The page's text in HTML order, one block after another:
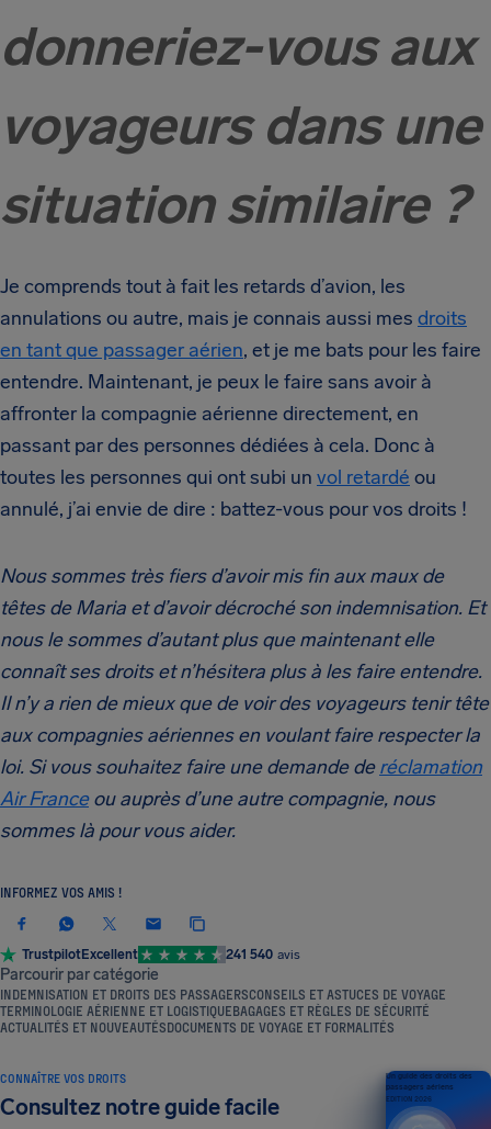
donneriez-vous aux
voyageurs dans une
situation similaire ?
Je comprends tout à fait les retards d’avion, les
annulations ou autre, mais je connais aussi mes droits
en tant que passager aérien, et je me bats pour les faire
entendre. Maintenant, je peux le faire sans avoir à
affronter la compagnie aérienne directement, en
passant par des personnes dédiées à cela. Donc à
toutes les personnes qui ont subi un vol retardé ou
annulé, j’ai envie de dire : battez-vous pour vos droits !
Nous sommes très fiers d’avoir mis fin aux maux de
têtes de Maria et d’avoir décroché son indemnisation. Et
nous le sommes d’autant plus que maintenant elle
connaît ses droits et n’hésitera plus à les faire entendre.
Il n’y a rien de mieux que de voir des voyageurs tenir tête
aux compagnies aériennes en voulant faire respecter la
loi. Si vous souhaitez faire une demande deréclamation
Air Franceou auprès d’une autre compagnie, nous
sommes là pour vous aider.
INFORMEZ VOS AMIS !
TrustpilotExcellent 241 540 avis
Parcourir par catégorie
INDEMNISATION ET DROITS DES PASSAGERSCONSEILS ET ASTUCES DE VOYAGE
TERMINOLOGIE AÉRIENNE ET LOGISTIQUEBAGAGES ET RÈGLES DE SÉCURITÉ
ACTUALITÉS ET NOUVEAUTÉSDOCUMENTS DE VOYAGE ET FORMALITÉS
CONNAÎTRE VOS DROITS
Consultez notre guide facile
Un guide des droits des
passagers aériens
ÉDITION 2026